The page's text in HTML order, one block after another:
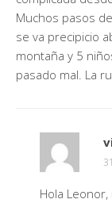
Muchos pasos
se va precipicio
montaña y 5
pasado mal. La
Hola